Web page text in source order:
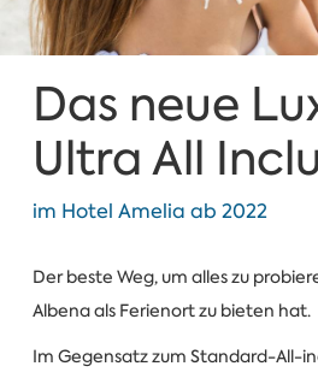
Das neue
Ultra All
im Hotel Amelia ab 2022
Der beste Weg, um alles zu
Albena als Ferienort zu bieten hat.
Im Gegensatz zum Standard-All-